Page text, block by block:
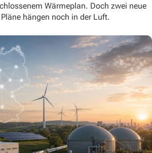
Wärmeplan. Doch zwei neue
hängen noch in der Luft.